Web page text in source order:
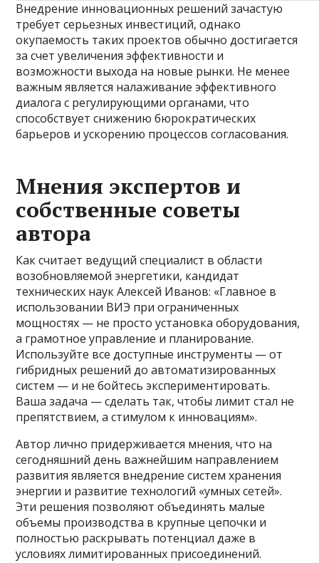
Внедрение инновационных решений зачастую
требует серьезных инвестиций, однако
окупаемость таких проектов обычно достигается
за счет увеличения эффективности и
возможности выхода на новые рынки. Не менее
важным является налаживание эффективного
диалога с регулирующими органами, что
способствует снижению бюрократических
барьеров и ускорению процессов согласования.
Мнения экспертов и
собственные советы
автора
Как считает ведущий специалист в области
возобновляемой энергетики, кандидат
технических наук Алексей Иванов: «Главное в
использовании ВИЭ при ограниченных
мощностях — не просто установка оборудования,
а грамотное управление и планирование.
Используйте все доступные инструменты — от
гибридных решений до автоматизированных
систем — и не бойтесь экспериментировать.
Ваша задача — сделать так, чтобы лимит стал не
препятствием, а стимулом к инновациям».
Автор лично придерживается мнения, что на
сегодняшний день важнейшим направлением
развития является внедрение систем хранения
энергии и развитие технологий «умных сетей».
Эти решения позволяют объединять малые
объемы производства в крупные цепочки и
полностью раскрывать потенциал даже в
условиях лимитированных присоединений.